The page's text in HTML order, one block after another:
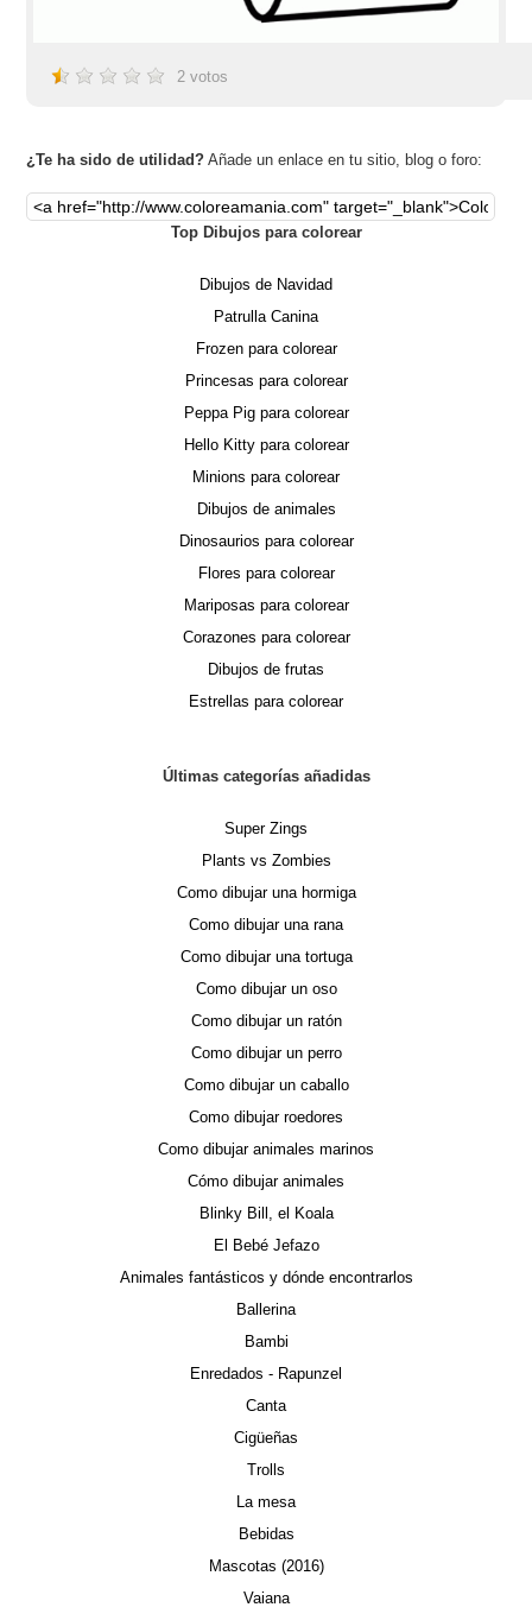
2 votos
¿Te ha sido de utilidad? Añade un enlace en tu sitio, blog o foro:
Top Dibujos para colorear
Dibujos de Navidad
Patrulla Canina
Frozen para colorear
Princesas para colorear
Peppa Pig para colorear
Hello Kitty para colorear
Minions para colorear
Dibujos de animales
Dinosaurios para colorear
Flores para colorear
Mariposas para colorear
Corazones para colorear
Dibujos de frutas
Estrellas para colorear
Últimas categorías añadidas
Super Zings
Plants vs Zombies
Como dibujar una hormiga
Como dibujar una rana
Como dibujar una tortuga
Como dibujar un oso
Como dibujar un ratón
Como dibujar un perro
Como dibujar un caballo
Como dibujar roedores
Como dibujar animales marinos
Cómo dibujar animales
Blinky Bill, el Koala
El Bebé Jefazo
Animales fantásticos y dónde encontrarlos
Ballerina
Bambi
Enredados - Rapunzel
Canta
Cigüeñas
Trolls
La mesa
Bebidas
Mascotas (2016)
Vaiana